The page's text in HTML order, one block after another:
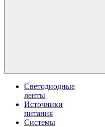
Светодиодные
ленты
Источники
питания
Системы